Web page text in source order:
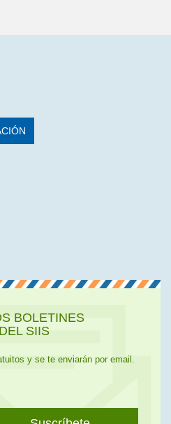
BOLETINES
SIIS
y se te enviarán por email.